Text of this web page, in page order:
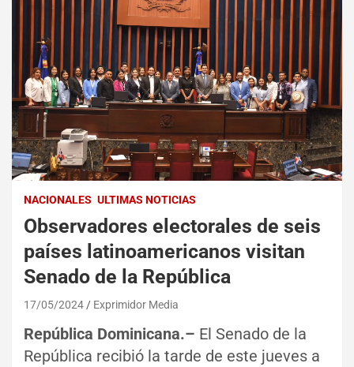
NACIONALES ULTIMAS NOTICIAS
Observadores electorales de seis
países latinoamericanos visitan
Senado de la República
17/05/2024 Exprimidor Media
República Dominicana.– El Senado de la
República recibió la tarde de este jueves a